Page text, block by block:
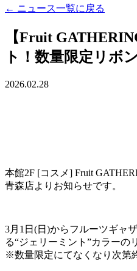
← ニュース一覧に戻る
【Fruit
ト！数量限定リボ
2026.02.28
本館2F [コスメ] Fruit
青森店よりお知らせです。
3月1日(日)からフルーツギャ
る“ジェリーミント”カラーの
※数量限定にてなくなり次第